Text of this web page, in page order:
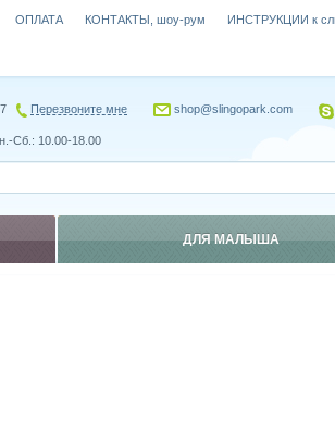
ОПЛАТА КОНТАКТЫ, шоу-рум ИНСТРУКЦИИ к
Перезвоните мне shop@slingopark.com
Сб.: 10.00-18.00
ДЛЯ МАЛЫША